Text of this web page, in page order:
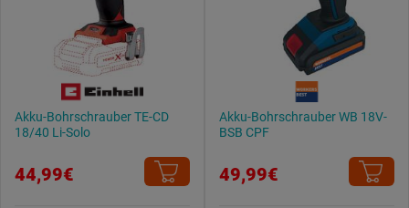
Akku-Bohrschrauber TE-CD
18/40 Li-Solo
44,99€
Akku-Bohrschrauber WB 18V-
BSB CPF
49,99€